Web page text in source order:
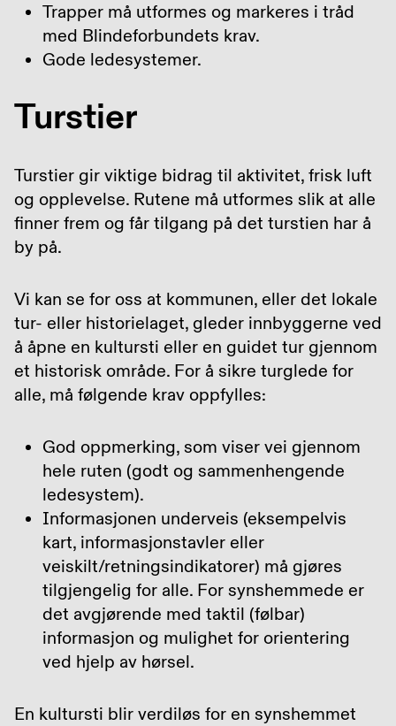
Trapper må utformes og markeres i tråd
med Blindeforbundets krav.
Gode ledesystemer.
Turstier
Turstier gir viktige bidrag til aktivitet, frisk luft
og opplevelse. Rutene må utformes slik at alle
finner frem og får tilgang på det turstien har å
by på.
Vi kan se for oss at kommunen, eller det lokale
tur- eller historielaget, gleder innbyggerne ved
å åpne en kultursti eller en guidet tur gjennom
et historisk område. For å sikre turglede for
alle, må følgende krav oppfylles:
God oppmerking, som viser vei gjennom
hele ruten (godt og sammenhengende
ledesystem).
Informasjonen underveis (eksempelvis
kart, informasjonstavler eller
veiskilt/retningsindikatorer) må gjøres
tilgjengelig for alle. For synshemmede er
det avgjørende med taktil (følbar)
informasjon og mulighet for orientering
ved hjelp av hørsel.
En kultursti blir verdiløs for en synshemmet